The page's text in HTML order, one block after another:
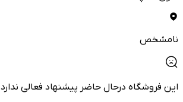
نامشخص
این فروشگاه درحال حاضر پیشنهاد فعالی ندارد